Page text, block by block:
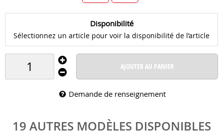
Disponibilité
Sélectionnez un article pour voir la disponibilité de l’article
AJOUTER AU PANIER
Demande de renseignement
19 AUTRES MODÈLES DISPONIBLES